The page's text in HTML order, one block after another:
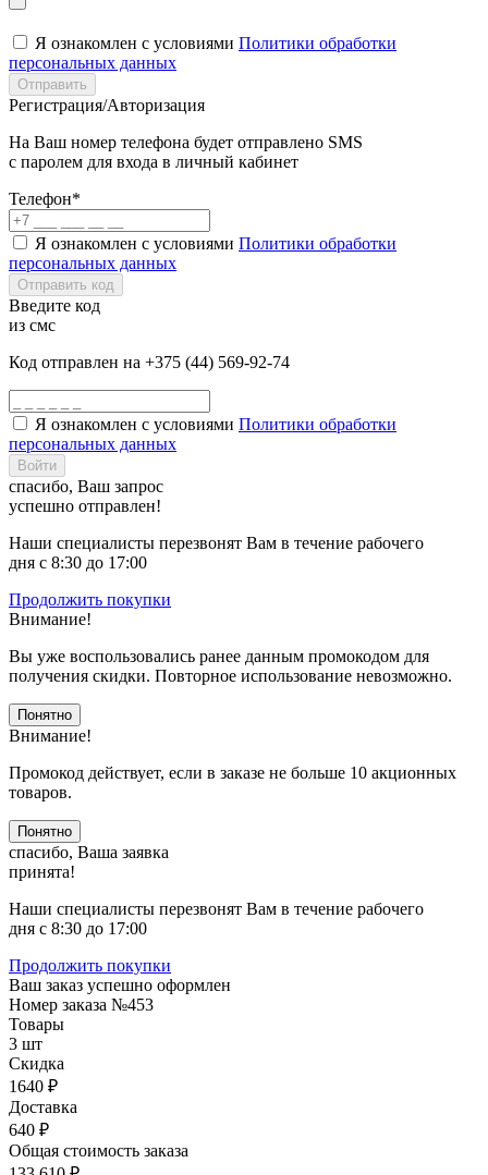
Я ознакомлен с условиями Политики обработки
персональных данных
Отправить
Регистрация/Авторизация
На Ваш номер телефона будет отправлено SMS
с паролем для входа в личный кабинет
Телефон*
Я ознакомлен с условиями Политики обработки
персональных данных
Отправить код
Введите код
из смс
Код отправлен на +375 (44) 569-92-74
Я ознакомлен с условиями Политики обработки
персональных данных
Войти
спасибо, Ваш запрос
успешно отправлен!
Наши специалисты перезвонят Вам в течение рабочего
дня с 8:30 до 17:00
Продолжить покупки
Внимание!
Вы уже воспользовались ранее данным промокодом для
получения скидки. Повторное использование невозможно.
Понятно
Внимание!
Промокод действует, если в заказе не больше 10 акционных
товаров.
Понятно
спасибо, Ваша заявка
принята!
Наши специалисты перезвонят Вам в течение рабочего
дня с 8:30 до 17:00
Продолжить покупки
Ваш заказ успешно оформлен
Номер заказа №453
Товары
3 шт
Скидка
1640 ₽
Доставка
640 ₽
Общая стоимость заказа